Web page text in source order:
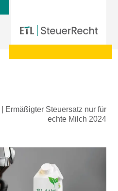
Ermäßigter Steuersatz nur für
echte Milch 2024